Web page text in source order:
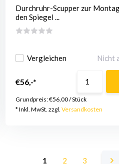
Durchruhr-Scupper zur
den Spiegel ...
Vergleichen Nicht
€56,-*
Grundpreis:€56,00/Stück
* Inkl. MwSt. zzgl. Versandkosten
1 2 3